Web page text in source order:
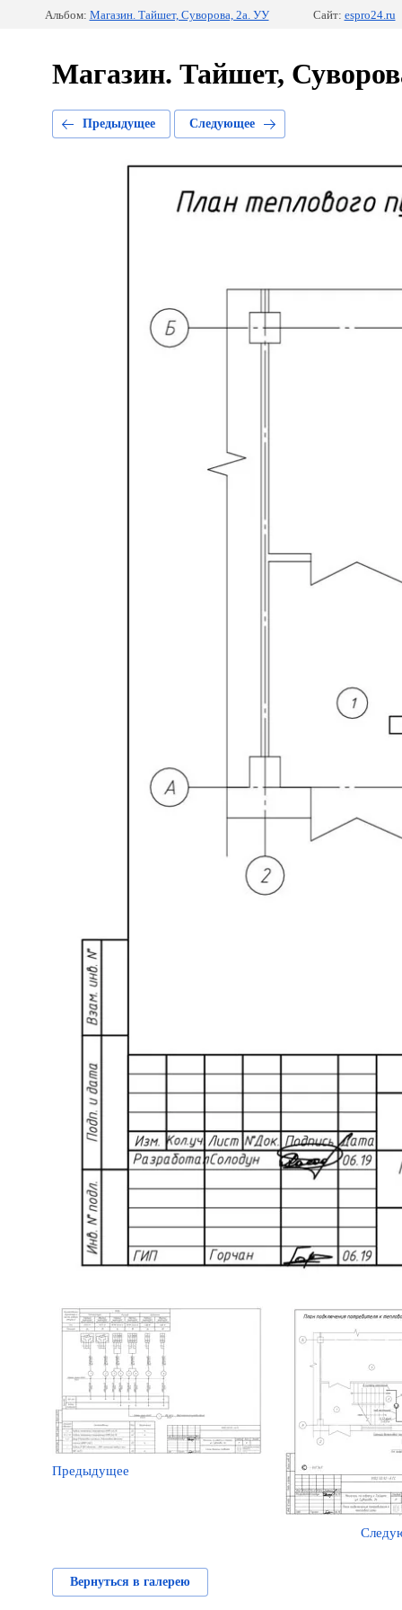
Альбом: Магазин. Тайшет, Суворова, 2а. УУ Сайт: espro24.ru
Магазин. Тайшет,
Предыдущее Следующее
Предыдущее
Вернуться в галерею